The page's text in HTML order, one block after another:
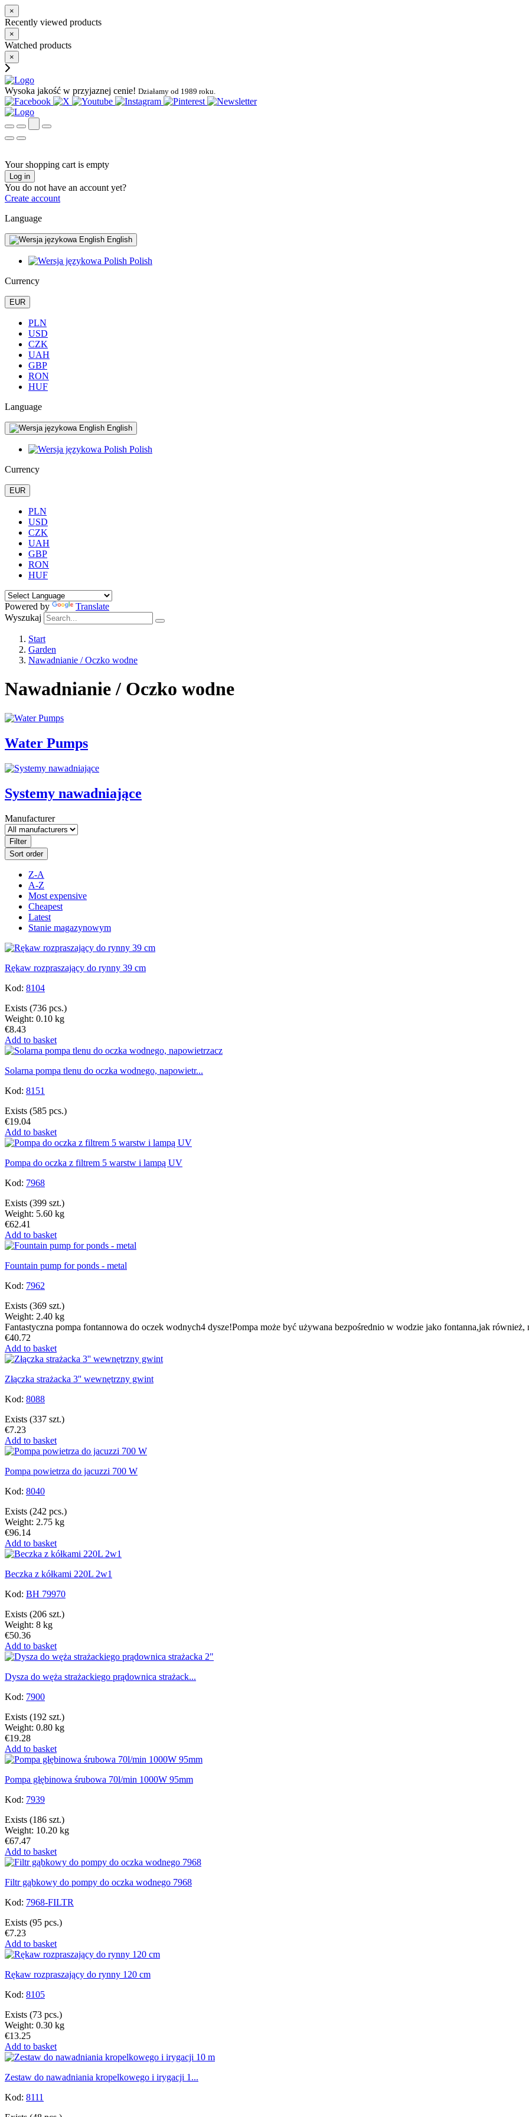
×
Recently viewed products
×
Watched products
×
Wysoka jakość w przyjaznej cenie! Działamy od 1989 roku.
Your shopping cart is empty
Log in
You do not have an account yet?
Create account
Language
English
Polish
Currency
EUR
PLN
USD
CZK
UAH
GBP
RON
HUF
Language
English
Polish
Currency
EUR
PLN
USD
CZK
UAH
GBP
RON
HUF
Powered by
Translate
Wyszukaj
Start
Garden
Nawadnianie / Oczko wodne
Nawadnianie / Oczko wodne
Water Pumps
Systemy nawadniające
Manufacturer
Filter
Sort order
Z-A
A-Z
Most expensive
Cheapest
Latest
Stanie magazynowym
Rękaw rozpraszający do rynny 39 cm
Kod: 8104
Exists (736 pcs.)
Weight: 0.10 kg
€8.43
Add to basket
Solarna pompa tlenu do oczka wodnego, napowietr...
Kod: 8151
Exists (585 pcs.)
€19.04
Add to basket
Pompa do oczka z filtrem 5 warstw i lampą UV
Kod: 7968
Exists (399 szt.)
Weight: 5.60 kg
€62.41
Add to basket
Fountain pump for ponds - metal
Kod: 7962
Exists (369 szt.)
Weight: 2.40 kg
Fantastyczna pompa fontannowa do oczek wodnych4 dysze!Pompa może być używana bezpośrednio w wodzie jako fontanna,jak również,
€40.72
Add to basket
Złączka strażacka 3'' wewnętrzny gwint
Kod: 8088
Exists (337 szt.)
€7.23
Add to basket
Pompa powietrza do jacuzzi 700 W
Kod: 8040
Exists (242 pcs.)
Weight: 2.75 kg
€96.14
Add to basket
Beczka z kółkami 220L 2w1
Kod: BH 79970
Exists (206 szt.)
Weight: 8 kg
€50.36
Add to basket
Dysza do węża strażackiego prądownica strażack...
Kod: 7900
Exists (192 szt.)
Weight: 0.80 kg
€19.28
Add to basket
Pompa głębinowa śrubowa 70l/min 1000W 95mm
Kod: 7939
Exists (186 szt.)
Weight: 10.20 kg
€67.47
Add to basket
Filtr gąbkowy do pompy do oczka wodnego 7968
Kod: 7968-FILTR
Exists (95 pcs.)
€7.23
Add to basket
Rękaw rozpraszający do rynny 120 cm
Kod: 8105
Exists (73 pcs.)
Weight: 0.30 kg
€13.25
Add to basket
Zestaw do nawadniania kropelkowego i irygacji 1...
Kod: 8111